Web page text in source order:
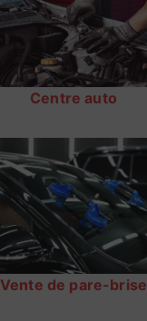
Centre auto
Vente de pare-brise